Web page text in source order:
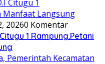
20260 Komentar
1 Rampung.Petani